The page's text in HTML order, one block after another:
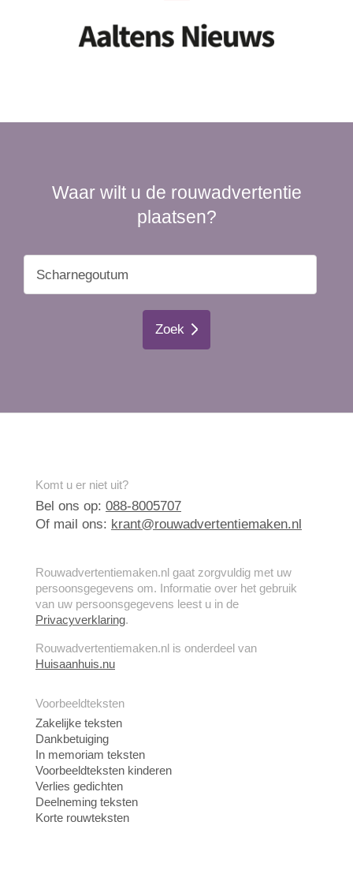
Waar wilt u de rouwadvertentie
plaatsen?
Zoek
Komt u er niet uit?
Bel ons op: 088-8005707
Of mail ons: krant@rouwadvertentiemaken.nl
Rouwadvertentiemaken.nl gaat zorgvuldig met uw
persoonsgegevens om. Informatie over het gebruik
van uw persoonsgegevens leest u in de
Privacyverklaring.
Rouwadvertentiemaken.nl is onderdeel van
Huisaanhuis.nu
Voorbeeldteksten
Zakelijke teksten
Dankbetuiging
In memoriam teksten
Voorbeeldteksten kinderen
Verlies gedichten
Deelneming teksten
Korte rouwteksten